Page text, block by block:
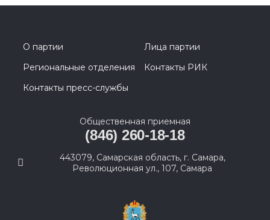
О партии
Лица партии
Региональные отделения
Контакты РИК
Контакты пресс-службы
Общественная приемная
(846) 260-18-18
443079, Самарская область, г. Самара,
Революционная ул., 107, Самара